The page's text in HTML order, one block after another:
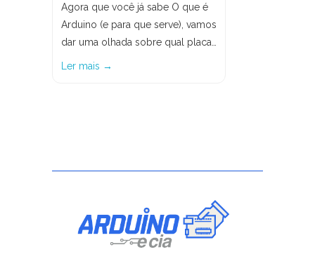
Agora que você já sabe O que é
Arduino (e para que serve), vamos
dar uma olhada sobre qual placa…
Ler mais →